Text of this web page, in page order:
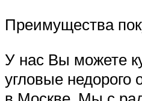
Преимущества
У нас Вы можете
угловые недорого